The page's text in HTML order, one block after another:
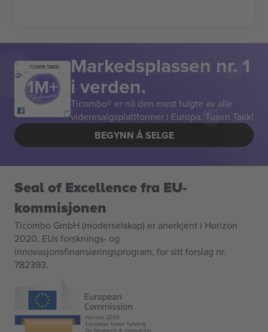
TUSEN TAKK! Markedsplassen nr. 1
i verden.
Ticombo® er nå den mest fulgte av alle
videresalgsplattformer i Europa. Tusen Takk!
BEGYNN Å SELGE
Seal of Excellence fra EU-
kommisjonen
Ticombo GmbH (moderselskap) er anerkjent i Horizon
2020, EUs forsknings- og
innovasjonsfinansieringsprogram, for sitt forslag nr.
782393.